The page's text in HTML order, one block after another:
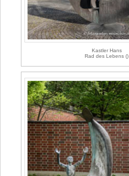
Kastler Hans
Rad des Lebens ()